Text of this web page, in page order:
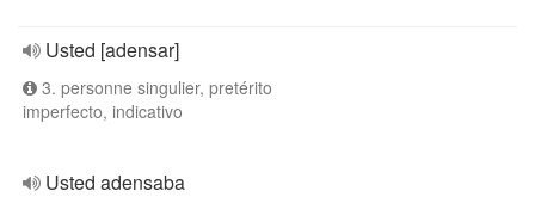
Usted [adensar]
3. personne singulier, pretérito
imperfecto, indicativo
Usted adensaba